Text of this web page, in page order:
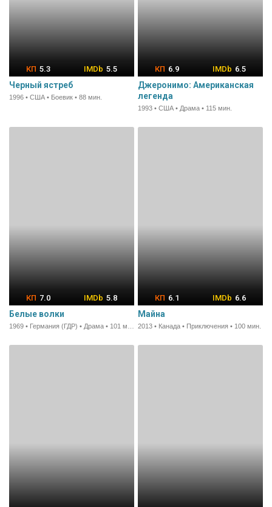
5.3 5.5
Черный ястреб
1996 • США • Боевик • 88 мин.
6.9 6.5
Джеронимо: Американская
легенда
1993 • США • Драма • 115 мин.
7.0 5.8
Белые волки
6.1 6.6
Майна
2013 • Канада • Приключения • 100 мин.